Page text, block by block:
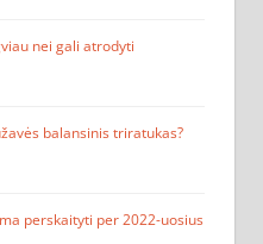
nei gali atrodyti
balansinis triratukas?
perskaityti per 2022-uosius